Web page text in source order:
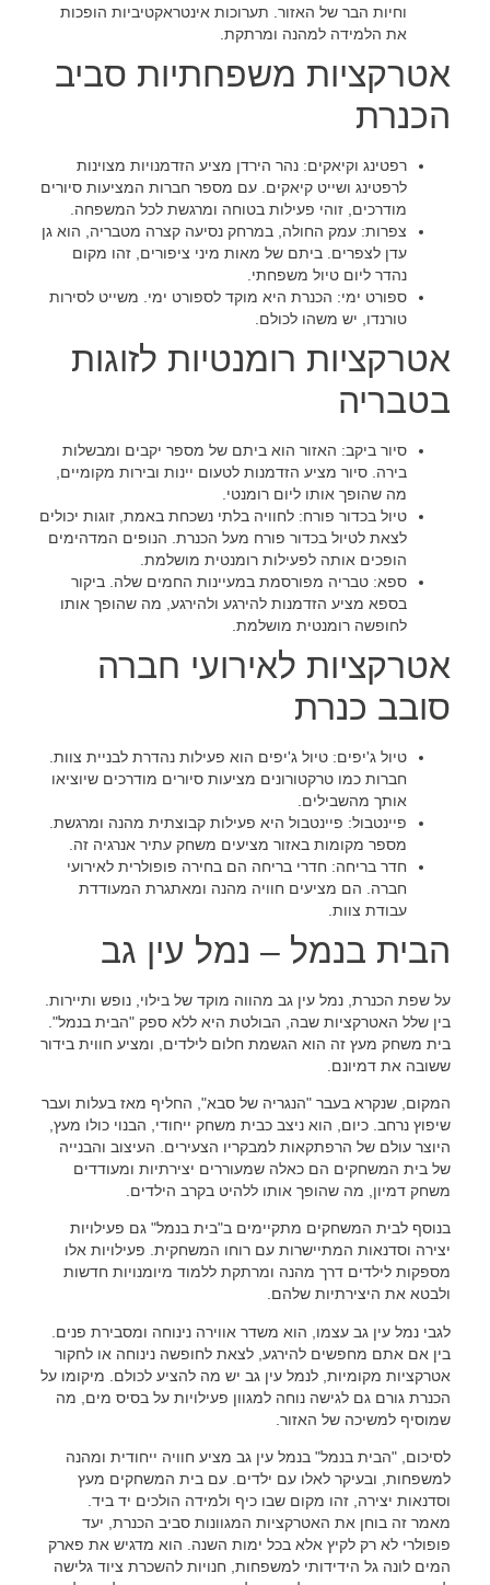
וחיות הבר של האזור. תערוכות אינטראקטיביות הופכות
את הלמידה למהנה ומרתקת.
אטרקציות משפחתיות סביב
הכנרת
רפטינג וקיאקים: נהר הירדן מציע הזדמנויות מצוינות
לרפטינג ושייט קיאקים. עם מספר חברות המציעות סיורים
מודרכים, זוהי פעילות בטוחה ומרגשת לכל המשפחה.
צפרות: עמק החולה, במרחק נסיעה קצרה מטבריה, הוא גן
עדן לצפרים. ביתם של מאות מיני ציפורים, זהו מקום
נהדר ליום טיול משפחתי.
ספורט ימי: הכנרת היא מוקד לספורט ימי. משייט לסירות
טורנדו , יש משהו לכולם.
אטרקציות רומנטיות לזוגות
בטבריה
סיור ביקב: האזור הוא ביתם של מספר יקבים ומבשלות
בירה. סיור מציע הזדמנות לטעום יינות ובירות מקומיים,
מה שהופך אותו ליום רומנטי.
טיול בכדור פורח: לחוויה בלתי נשכחת באמת, זוגות יכולים
לצאת לטיול בכדור פורח מעל הכנרת. הנופים המדהימים
הופכים אותה לפעילות רומנטית מושלמת.
ספא: טבריה מפורסמת במעיינות החמים שלה. ביקור
בספא מציע הזדמנות להירגע ולהירגע, מה שהופך אותו
לחופשה רומנטית מושלמת.
אטרקציות לאירועי חברה
סובב כנרת
טיול ג'יפים: טיול ג'יפים הוא פעילות נהדרת לבניית צוות.
חברות כמו טרקטורונים מציעות סיורים מודרכים שיוציאו
אותך מהשבילים.
פיינטבול: פיינטבול היא פעילות קבוצתית מהנה ומרגשת.
מספר מקומות באזור מציעים משחק עתיר אנרגיה זה.
חדר בריחה: חדרי בריחה הם בחירה פופולרית לאירועי
חברה. הם מציעים חוויה מהנה ומאתגרת המעודדת
עבודת צוות.
הבית בנמל – נמל עין גב
על שפת הכנרת, נמל עין גב מהווה מוקד של בילוי, נופש ותיירות.
בין שלל האטרקציות שבה, הבולטת היא ללא ספק "הבית בנמל".
בית משחק מעץ זה הוא הגשמת חלום לילדים, ומציע חווית בידור
ששובה את דמיונם.
המקום, שנקרא בעבר "הנגריה של סבא", החליף מאז בעלות ועבר
שיפוץ נרחב. כיום, הוא ניצב כבית משחק ייחודי, הבנוי כולו מעץ,
היוצר עולם של הרפתקאות למבקריו הצעירים. העיצוב והבנייה
של בית המשחקים הם כאלה שמעוררים יצירתיות ומעודדים
משחק דמיון, מה שהופך אותו ללהיט בקרב הילדים.
בנוסף לבית המשחקים מתקיימים ב"בית בנמל" גם פעילויות
יצירה וסדנאות המתיישרות עם רוחו המשחקית. פעילויות אלו
מספקות לילדים דרך מהנה ומרתקת ללמוד מיומנויות חדשות
ולבטא את היצירתיות שלהם.
לגבי נמל עין גב עצמו, הוא משדר אווירה נינוחה ומסבירת פנים.
בין אם אתם מחפשים להירגע, לצאת לחופשה נינוחה או לחקור
אטרקציות מקומיות, לנמל עין גב יש מה להציע לכולם. מיקומו על
הכנרת גורם גם לגישה נוחה למגוון פעילויות על בסיס מים, מה
שמוסיף למשיכה של האזור.
לסיכום, "הבית בנמל" בנמל עין גב מציע חוויה ייחודית ומהנה
למשפחות, ובעיקר לאלו עם ילדים. עם בית המשחקים מעץ
וסדנאות יצירה, זהו מקום שבו כיף ולמידה הולכים יד ביד.
מאמר זה בוחן את האטרקציות המגוונות סביב הכנרת, יעד
פופולרי לא רק לקיץ אלא בכל ימות השנה. הוא מדגיש את פארק
המים לונה גל הידידותי למשפחות, חנויות להשכרת ציוד גלישה